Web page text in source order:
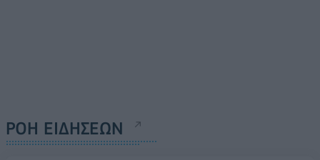
ΡΟΗ ΕΙΔΗΣΕΩΝ